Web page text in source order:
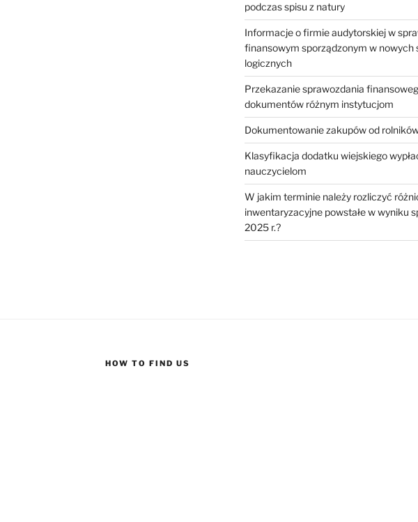
podczas spisu z natury
Informacje o firmie audytorskiej w
finansowym sporządzonym w nowych
logicznych
Przekazanie sprawozdania
dokumentów różnym instytucjom
Dokumentowanie zakupów od
Klasyfikacja dodatku wiejskiego
nauczycielom
W jakim terminie należy rozliczyć
inwentaryzacyjne powstałe w wyniku
2025 r.?
HOW TO FIND US